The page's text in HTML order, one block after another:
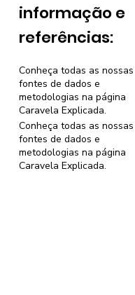
informação e
referências:
Conheça todas as nossas
fontes de dados e
metodologias na página
Caravela Explicada.
Conheça todas as nossas
fontes de dados e
metodologias na página
Caravela Explicada.